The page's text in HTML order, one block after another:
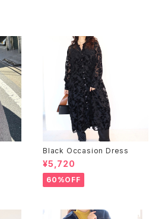
Black Occasion Dress
¥5,720
60%OFF